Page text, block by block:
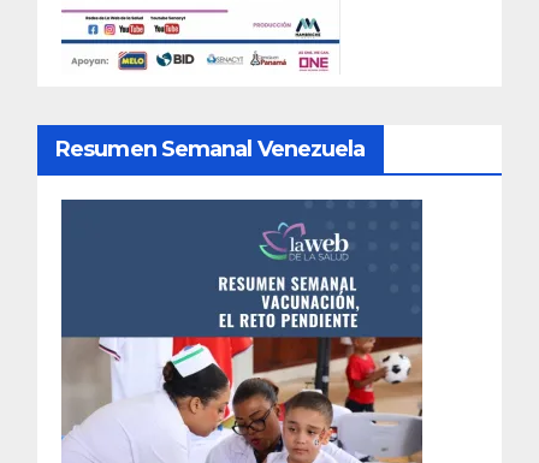
Resumen Semanal Venezuela